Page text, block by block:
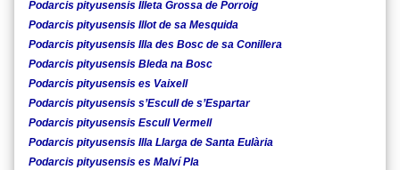
Podarcis pityusensis Illeta Grossa de Porroig
Podarcis pityusensis Illot de sa Mesquida
Podarcis pityusensis Illa des Bosc de sa Conillera
Podarcis pityusensis Bleda na Bosc
Podarcis pityusensis es Vaixell
Podarcis pityusensis s’Escull de s’Espartar
Podarcis pityusensis Escull Vermell
Podarcis pityusensis Illa Llarga de Santa Eulària
Podarcis pityusensis es Malví Pla